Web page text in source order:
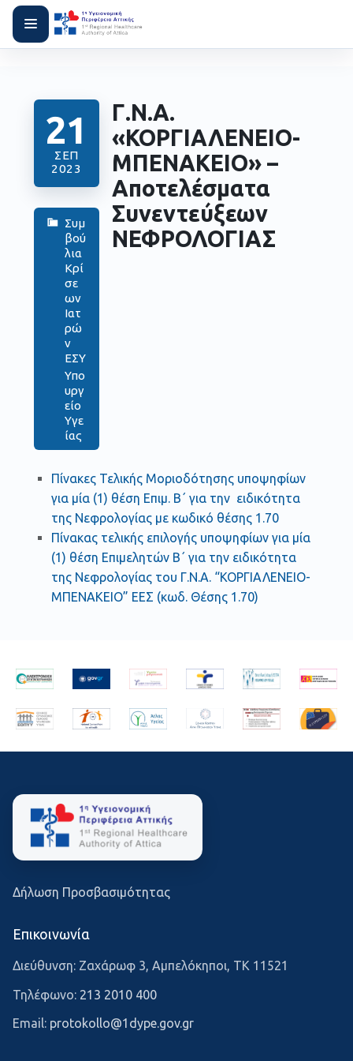
21
ΣΕΠ
2023
Συμ
βού
λια
Κρί
σε
ων
Ιατ
ρώ
ν
ΕΣΥ
Υπο
υργ
είο
Υγε
ίας
Γ.Ν.Α.
«ΚΟΡΓΙΑΛΕΝΕΙΟ-
ΜΠΕΝΑΚΕΙΟ» –
Αποτελέσματα
Συνεντεύξεων
ΝΕΦΡΟΛΟΓΙΑΣ
Πίνακες Τελικής Μοριοδότησης υποψηφίων
για μία (1) θέση Επιμ. Β΄ για την ειδικότητα
της Νεφρολογίας με κωδικό θέσης 1.70
Πίνακας τελικής επιλογής υποψηφίων για μία
(1) θέση Επιμελητών Β΄ για την ειδικότητα
της Νεφρολογίας του Γ.Ν.Α. “ΚΟΡΓΙΑΛΕΝΕΙΟ-
ΜΠΕΝΑΚΕΙΟ” ΕΕΣ (κωδ. Θέσης 1.70)
Δήλωση Προσβασιμότητας
Επικοινωνία
Διεύθυνση: Ζαχάρωφ 3, Αμπελόκηποι, ΤΚ 11521
Τηλέφωνο: 213 2010 400
Email: protokollo@1dype.gov.gr